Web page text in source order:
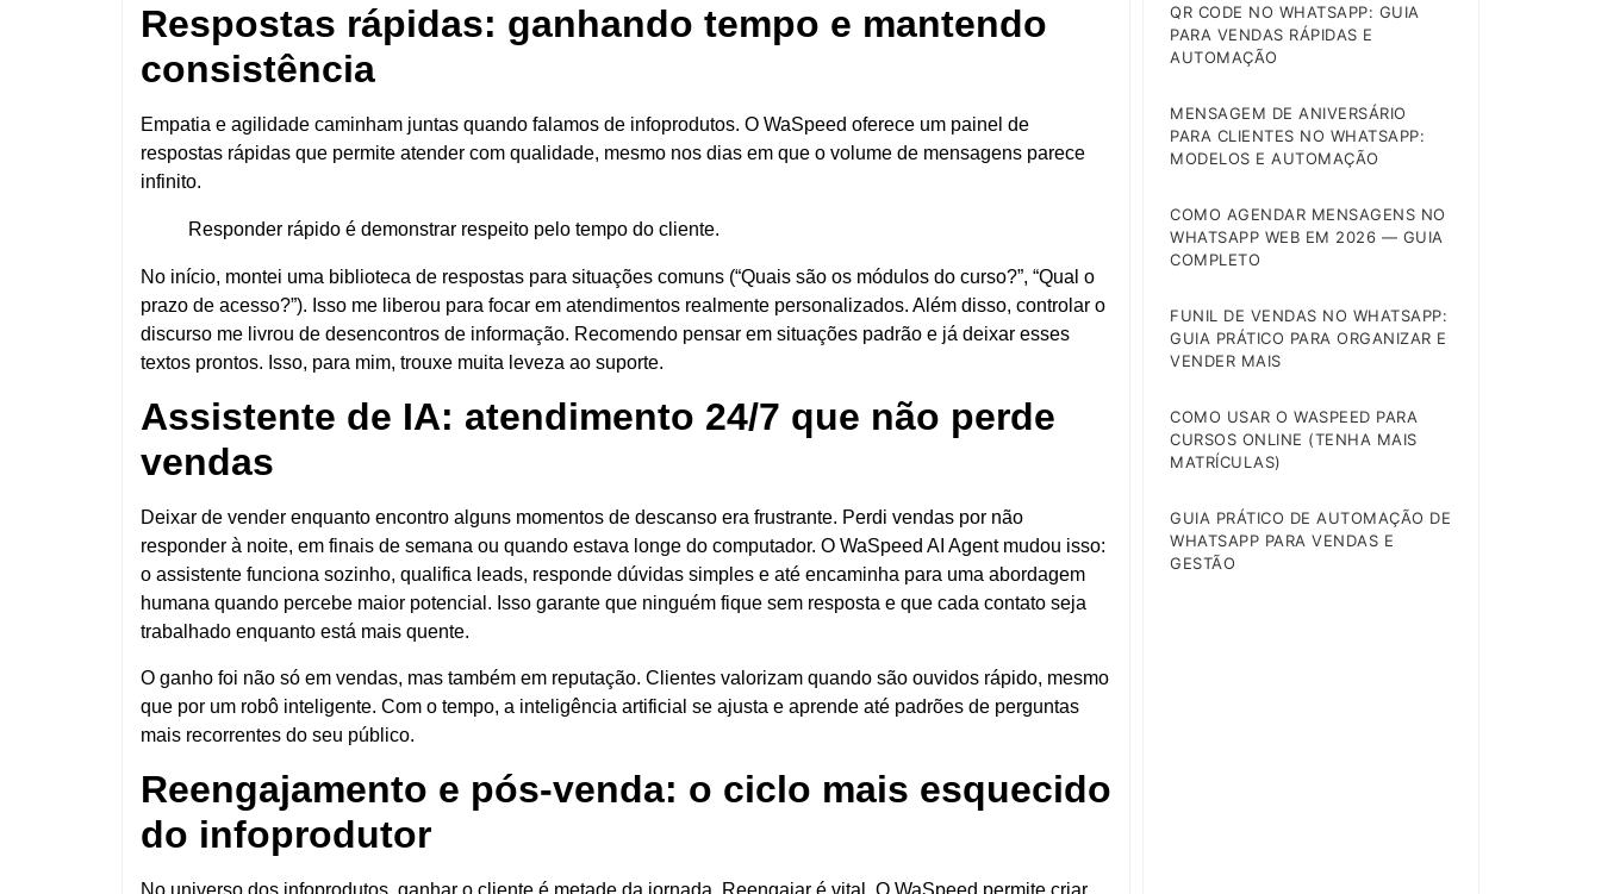
Respostas rápidas: ganhando tempo e mantendo
consistência
Empatia e agilidade caminham juntas quando falamos de infoprodutos. O WaSpeed oferece um painel de
respostas rápidas que permite atender com qualidade, mesmo nos dias em que o volume de mensagens parece
infinito.
Responder rápido é demonstrar respeito pelo tempo do cliente.
No início, montei uma biblioteca de respostas para situações comuns (“Quais são os módulos do curso?”, “Qual o
prazo de acesso?”). Isso me liberou para focar em atendimentos realmente personalizados. Além disso, controlar o
discurso me livrou de desencontros de informação. Recomendo pensar em situações padrão e já deixar esses
textos prontos. Isso, para mim, trouxe muita leveza ao suporte.
Assistente de IA: atendimento 24/7 que não perde
vendas
Deixar de vender enquanto encontro alguns momentos de descanso era frustrante. Perdi vendas por não
responder à noite, em finais de semana ou quando estava longe do computador. O WaSpeed AI Agent mudou isso:
o assistente funciona sozinho, qualifica leads, responde dúvidas simples e até encaminha para uma abordagem
humana quando percebe maior potencial. Isso garante que ninguém fique sem resposta e que cada contato seja
trabalhado enquanto está mais quente.
O ganho foi não só em vendas, mas também em reputação. Clientes valorizam quando são ouvidos rápido, mesmo
que por um robô inteligente. Com o tempo, a inteligência artificial se ajusta e aprende até padrões de perguntas
mais recorrentes do seu público.
Reengajamento e pós-venda: o ciclo mais esquecido
do infoprodutor
No universo dos infoprodutos, ganhar o cliente é metade da jornada. Reengajar é vital. O WaSpeed permite criar
QR CODE NO WHATSAPP: GUIA
PARA VENDAS RÁPIDAS E
AUTOMAÇÃO
MENSAGEM DE ANIVERSÁRIO
PARA CLIENTES NO WHATSAPP:
MODELOS E AUTOMAÇÃO
COMO AGENDAR MENSAGENS NO
WHATSAPP WEB EM 2026 — GUIA
COMPLETO
FUNIL DE VENDAS NO WHATSAPP:
GUIA PRÁTICO PARA ORGANIZAR E
VENDER MAIS
COMO USAR O WASPEED PARA
CURSOS ONLINE (TENHA MAIS
MATRÍCULAS)
GUIA PRÁTICO DE AUTOMAÇÃO DE
WHATSAPP PARA VENDAS E
GESTÃO